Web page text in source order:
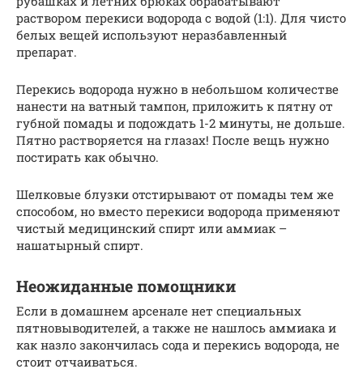
раствором перекиси водорода с водой (1:1). Для чисто
белых вещей используют неразбавленный
препарат.
Перекись водорода нужно в небольшом количестве
нанести на ватный тампон, приложить к пятну от
губной помады и подождать 1-2 минуты, не дольше.
Пятно растворяется на глазах! После вещь нужно
постирать как обычно.
Шелковые блузки отстирывают от помады тем же
способом, но вместо перекиси водорода применяют
чистый медицинский спирт или аммиак –
нашатырный спирт.
Неожиданные помощники
Если в домашнем арсенале нет специальных
пятновыводителей, а также не нашлось аммиака и
как назло закончилась сода и перекись водорода, не
стоит отчаиваться.